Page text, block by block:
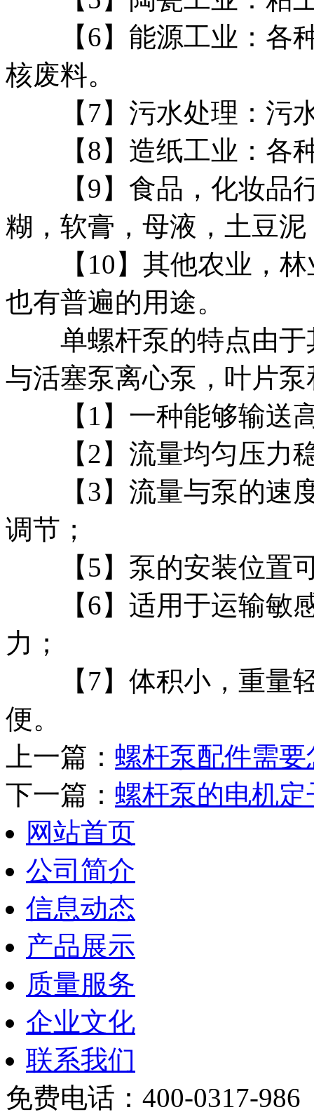
【6】能源工业：各种
核废料。
【7】污水处理：污
【8】造纸工业：各种
【9】食品，化妆品行
糊，软膏，母液，土豆
【10】其他农业，林
也有普遍的用途。
单螺杆泵的特点由于
与活塞泵离心泵，叶片
【1】一种能够输送
【2】流量均匀压力
【3】流量与泵的速度
调节；
【5】泵的安装位置
【6】适用于运输敏感
力；
【7】体积小，重量轻
便。
上一篇： 螺杆泵配件需
下一篇： 螺杆泵的电机
网站首页
公司简介
信息动态
产品展示
质量服务
企业文化
联系我们
免费电话：400-0317-